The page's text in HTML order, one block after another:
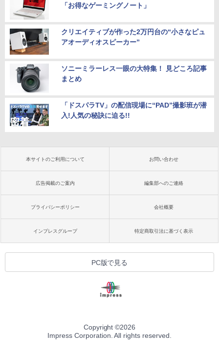
「お得なゲーミングノート」
クリエイティブが作った2万円台の“小さなピュ
アオーディオスピーカー”
ソニーミラーレス一眼の大特集！ 見どころ記事
まとめ
「ドスパラTV」の配信現場に“PAD”撮影班が潜
入!人気の秘訣に迫る!!
本サイトのご利用について お問い合わせ
広告掲載のご案内 編集部へのご連絡
プライバシーポリシー 会社概要
インプレスグループ 特定商取引法に基づく表示
PC版で見る
Copyright ©2026
Impress Corporation. All rights reserved.